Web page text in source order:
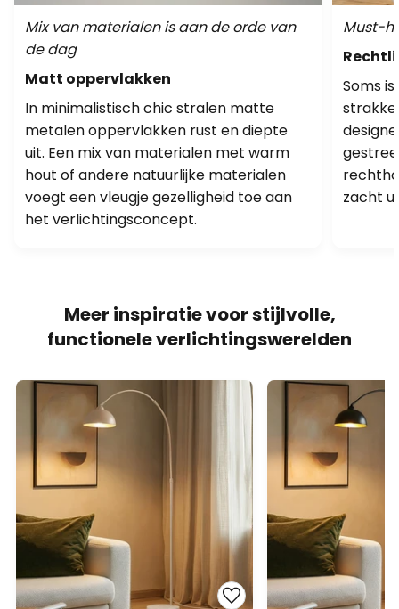
Mix van materialen is aan de orde van
de dag
Matt oppervlakken
In minimalistisch chic stralen matte
metalen oppervlakken rust en diepte
uit. Een mix van materialen met warm
hout of andere natuurlijke materialen
voegt een vleugje gezelligheid toe aan
het verlichtingsconcept.
Must-
Soms
zacht
Meer inspiratie voor stijlvolle,
functionele verlichtingswerelden